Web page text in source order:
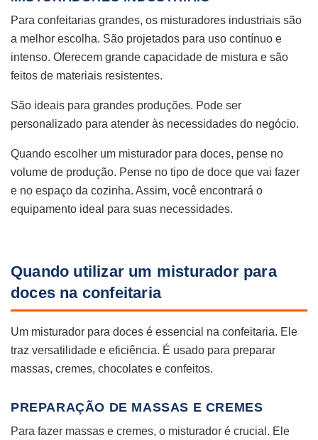
Para confeitarias grandes, os misturadores industriais são
a melhor escolha. São projetados para uso contínuo e
intenso. Oferecem grande capacidade de mistura e são
feitos de materiais resistentes.
São ideais para grandes produções. Pode ser
personalizado para atender às necessidades do negócio.
Quando escolher um misturador para doces, pense no
volume de produção. Pense no tipo de doce que vai fazer
e no espaço da cozinha. Assim, você encontrará o
equipamento ideal para suas necessidades.
Quando utilizar um misturador para
doces na confeitaria
Um misturador para doces é essencial na confeitaria. Ele
traz versatilidade e eficiência. É usado para preparar
massas, cremes, chocolates e confeitos.
PREPARAÇÃO DE MASSAS E CREMES
Para fazer massas e cremes, o misturador é crucial. Ele